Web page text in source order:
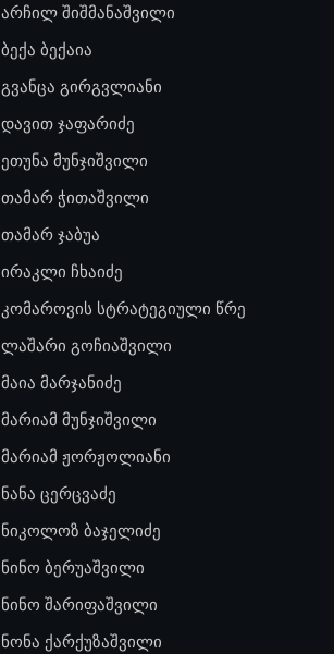
არჩილ შიშმანაშვილი
ბექა ბექაია
გვანცა გირგვლიანი
დავით ჯაფარიძე
ეთუნა მუნჯიშვილი
თამარ ჭითაშვილი
თამარ ჯაბუა
ირაკლი ჩხაიძე
კომაროვის სტრატეგიული წრე
ლაშარი გოჩიაშვილი
მაია მარჯანიძე
მარიამ მუნჯიშვილი
მარიამ ჟორჟოლიანი
ნანა ცერცვაძე
ნიკოლოზ ბაჯელიძე
ნინო ბერუაშვილი
ნინო შარიფაშვილი
ნონა ქარქუზაშვილი